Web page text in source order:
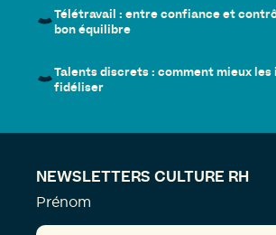
Télétravail : entre confiance et
bon équilibre
Talents discrets : comment mieux
fidéliser
NEWSLETTERS CULTURE RH
Prénom